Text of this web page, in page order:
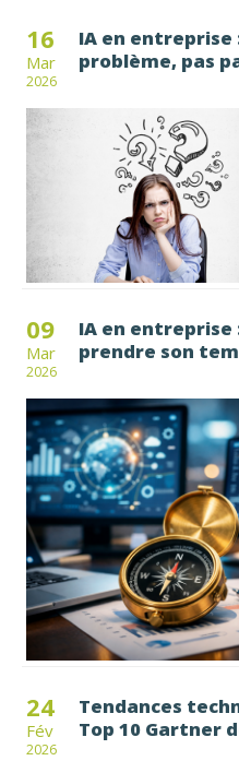
16
Mar
2026
IA en entreprise
problème, pas
09
Mar
2026
IA en
prendre son
24
Fév
2026
Tendances
Top 10 Gartner